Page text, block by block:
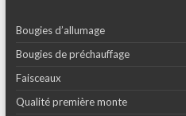
Bougies d’allumage
Bougies de préchauffage
Faisceaux
Qualité première monte